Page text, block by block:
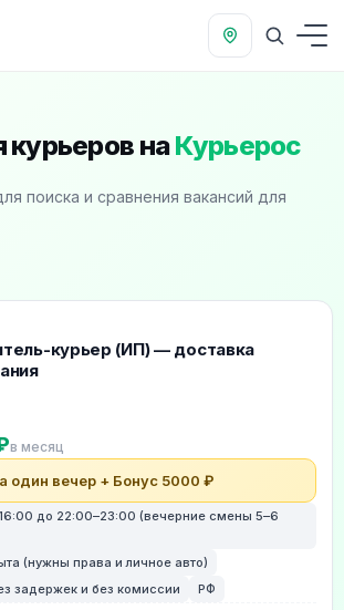
курьеров наКурьерос
поиска и сравнения вакансий для
вакансии для курьеров
курьер (ИП) — доставка
в месяц
один вечер + Бонус 5000 ₽
до 22:00–23:00 (вечерние смены 5–6
(нужны права и личное авто)
задержек и без комиссии
РФ